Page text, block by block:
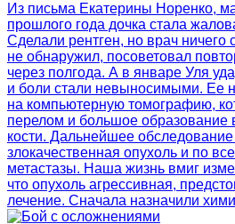
Из письма Екатерины Норенко,
прошлого года дочка стала
Сделали рентген, но врач ничего
не обнаружил, посоветовал
через полгода. А в январе Уля
и боли стали невыносимыми. Ее
на компьютерную томографию,
перелом и большое образование
кости. Дальнейшее обследование
злокачественная опухоль и по
метастазы. Наша жизнь вмиг
что опухоль агрессивная,
лечение. Сначала назначили